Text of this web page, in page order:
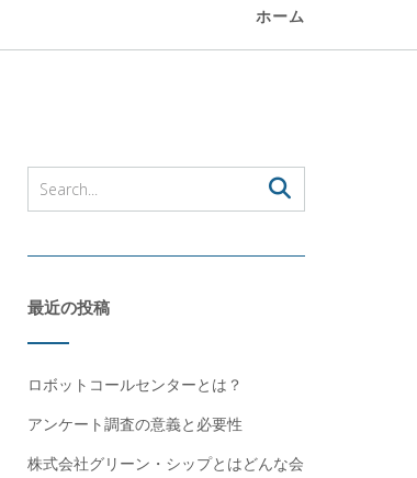
ホーム
最近の投稿
ロボットコールセンターとは？
アンケート調査の意義と必要性
株式会社グリーン・シップとはどんな会